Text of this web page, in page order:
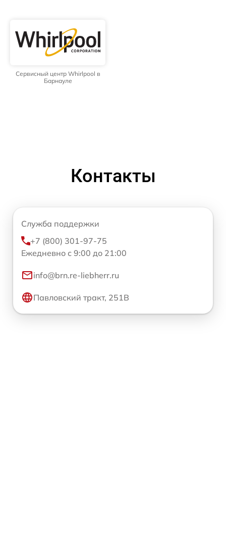
Сервисный центр Whirlpool в
Барнауле
Контакты
Служба поддержки
+7 (800) 301-97-75
Ежедневно с 9:00 до 21:00
info@brn.re-liebherr.ru
Павловский тракт, 251В